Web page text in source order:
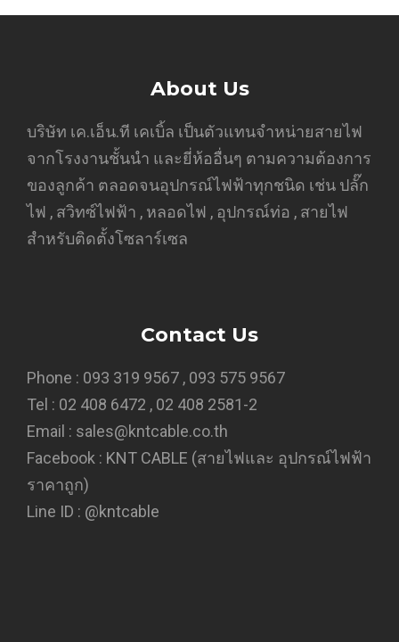
About Us
บริษัท เค.เอ็น.ที เคเบิ้ล เป็นตัวแทนจำหน่ายสายไฟ
จากโรงงานชั้นนำ และยี่ห้ออื่นๆ ตามความต้องการ
ของลูกค้า ตลอดจนอุปกรณ์ไฟฟ้าทุกชนิด เช่น ปลั๊ก
ไฟ , สวิทซ์ไฟฟ้า , หลอดไฟ , อุปกรณ์ท่อ , สายไฟ
สำหรับติดตั้งโซลาร์เซล
Contact Us
Phone : 093 319 9567 , 093 575 9567
Tel : 02 408 6472 , 02 408 2581-2
Email : sales@kntcable.co.th
Facebook : KNT CABLE (สายไฟและ อุปกรณ์ไฟฟ้า
ราคาถูก)
Line ID : @kntcable